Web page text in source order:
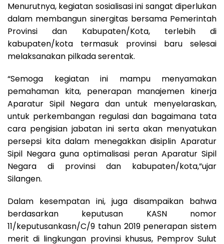
Menurutnya, kegiatan sosialisasi ini sangat diperlukan
dalam membangun sinergitas bersama Pemerintah
Provinsi dan Kabupaten/Kota, terlebih di
kabupaten/kota termasuk provinsi baru selesai
melaksanakan pilkada serentak.
“Semoga kegiatan ini mampu menyamakan
pemahaman kita, penerapan manajemen kinerja
Aparatur Sipil Negara dan untuk menyelaraskan,
untuk perkembangan regulasi dan bagaimana tata
cara pengisian jabatan ini serta akan menyatukan
persepsi kita dalam menegakkan disiplin Aparatur
Sipil Negara guna optimalisasi peran Aparatur Sipil
Negara di provinsi dan kabupaten/kota,”ujar
Silangen.
Dalam kesempatan ini, juga disampaikan bahwa
berdasarkan keputusan KASN nomor
11/keputusankasn/C/9 tahun 2019 penerapan sistem
merit di lingkungan provinsi khusus, Pemprov Sulut